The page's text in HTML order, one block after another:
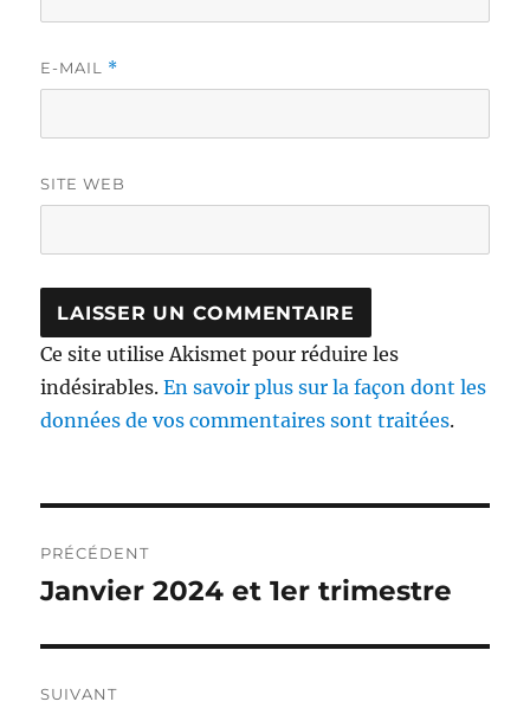
E-MAIL *
SITE WEB
Ce site utilise Akismet pour réduire les
indésirables.En savoir plus sur la façon dont les
données de vos commentaires sont traitées.
de
PRÉCÉDENT
Publication
Janvier 2024 et 1er trimestre
SUIVANT